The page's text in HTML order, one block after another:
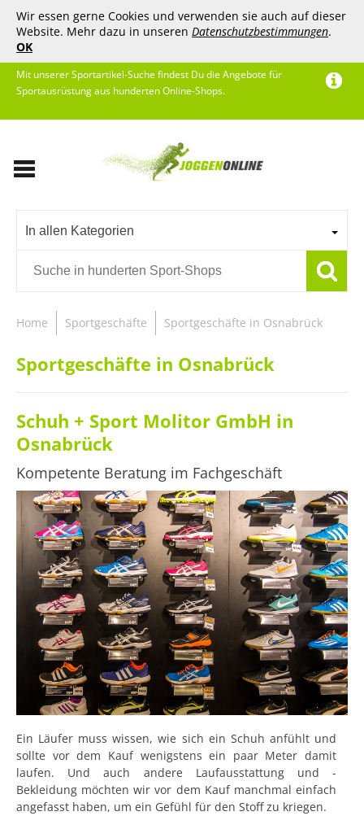
Wir essen gerne Cookies und verwenden sie auch auf dieser
Website. Mehr dazu in unseren Datenschutzbestimmungen.
OK
Mit unserer Sportartikel-Suche findest Du die Angebote für
Sportausrüstung aus hunderten Online-Shops.
In allen Kategorien
Home Sportgeschäfte Sportgeschäfte in Osnabrück
Sportgeschäfte in Osnabrück
Schuh + Sport Molitor GmbH in
Osnabrück
Kompetente Beratung im Fachgeschäft
Ein Läufer muss wissen, wie sich ein Schuh anfühlt und
sollte vor dem Kauf wenigstens ein paar Meter damit
laufen. Und auch andere Laufausstattung und -
Bekleidung möchten wir vor dem Kauf manchmal einfach
angefasst haben, um ein Gefühl für den Stoff zu kriegen.